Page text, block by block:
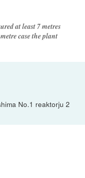
at least 7 metres
case the plant
No.1 reaktorju 2